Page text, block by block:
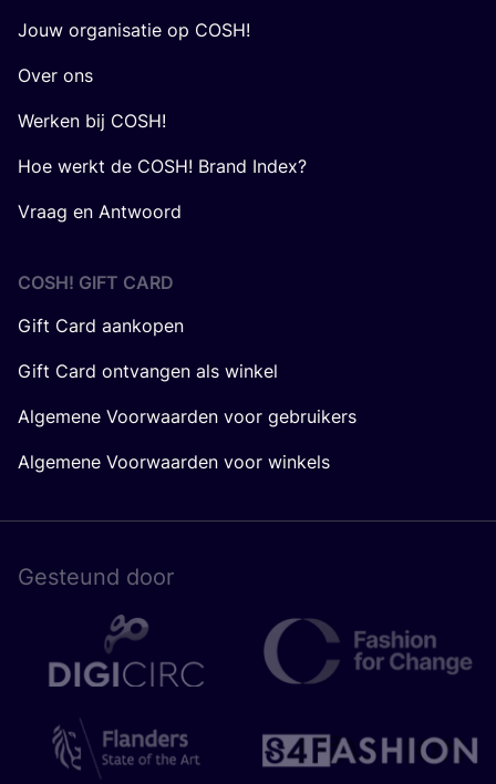
Jouw organisatie op COSH!
Over ons
Werken bij COSH!
Hoe werkt de COSH! Brand Index?
Vraag en Antwoord
COSH! GIFT CARD
Gift Card aankopen
Gift Card ontvangen als winkel
Algemene Voorwaarden voor gebruikers
Algemene Voorwaarden voor winkels
Gesteund door